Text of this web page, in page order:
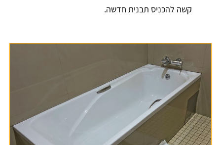
קשה להכניס תבנית חדשה.